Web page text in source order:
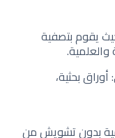
يقوم بتصفية
أوراق بحثية،
بدون تشويش من